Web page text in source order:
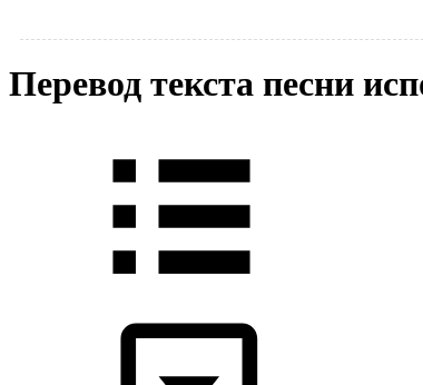
Перевод текста песни